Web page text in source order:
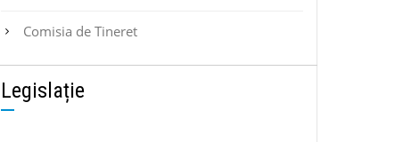
Comisia de Tineret
Legislație